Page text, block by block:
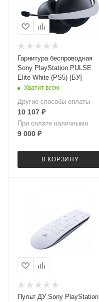
Гарнитура беспроводная
Sony PlayStation PULSE
Elite White (PS5) [БУ]
Хватит всем
Другие способы оплаты
10 107 ₽
При оплате наличными
9 000 ₽
В КОРЗИНУ
Пульт ДУ Sony PlayStation